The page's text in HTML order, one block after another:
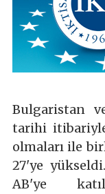
Bulgaristan
tarihi
olmaları ile
27'ye
AB'ye